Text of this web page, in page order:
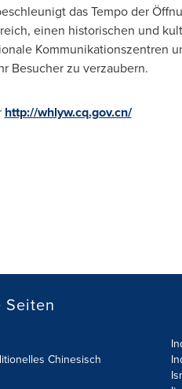
das Tempo der
einen historischen und
Kommunikationszentren
Besucher zu verzaubern.
http://whlyw.cq.gov.cn/
Seiten
Chinesisch